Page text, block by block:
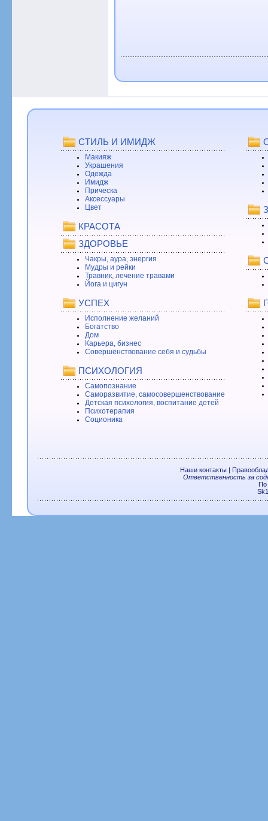
СТИЛЬ И ИМИДЖ
Макияж
Украшения
Одежда
Имидж
Прическа
Аксессуары
Цвет
КРАСОТА
ЗДОРОВЬЕ
Чакры, аура, энергия
Мудры и рейки
Травник, лечение травами
Йога и цигун
УСПЕХ
Исполнение желаний
Богатство
Дом
Карьера, бизнес
Совершенствование себя и судьбы
ПСИХОЛОГИЯ
Самопознание
Саморазвитие, самосовершенствование
Детская психология, воспитание детей
Психотерапия
Соционика
Наши контакты|
Ответственность за
По